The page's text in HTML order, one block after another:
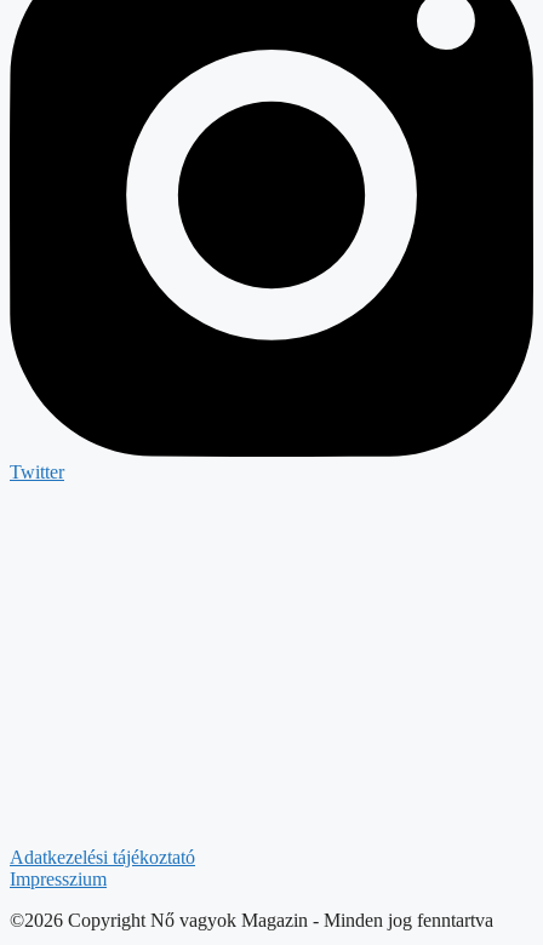
Twitter
Adatkezelési tájékoztató
Impresszium
©2026 Copyright Nő vagyok Magazin - Minden jog fenntartva